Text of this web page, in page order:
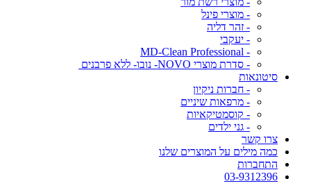
- מוצרי פינל
- זהר דליה
- יעקבי
- MD-Clean Professional
- סדרת מוצרי NOVO- נובו- ללא פרבנים
סיטונאות
- חברות ניקיון
- מרפאות שיניים
- קוסמטיקאיות
- גני ילדים
צרו קשר
כמה מילים על המוצרים שלנו
התחברות
03-9312396